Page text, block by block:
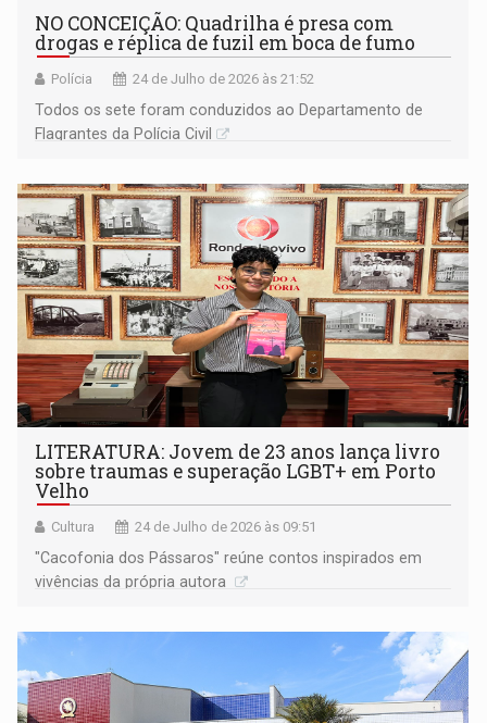
NO CONCEIÇÃO: Quadrilha é presa com
drogas e réplica de fuzil em boca de fumo
Polícia 24 de Julho de 2026 às 21:52
Todos os sete foram conduzidos ao Departamento de
Flagrantes da Polícia Civil
LITERATURA: Jovem de 23 anos lança livro
sobre traumas e superação LGBT+ em Porto
Velho
Cultura 24 de Julho de 2026 às 09:51
"Cacofonia dos Pássaros" reúne contos inspirados em
vivências da própria autora